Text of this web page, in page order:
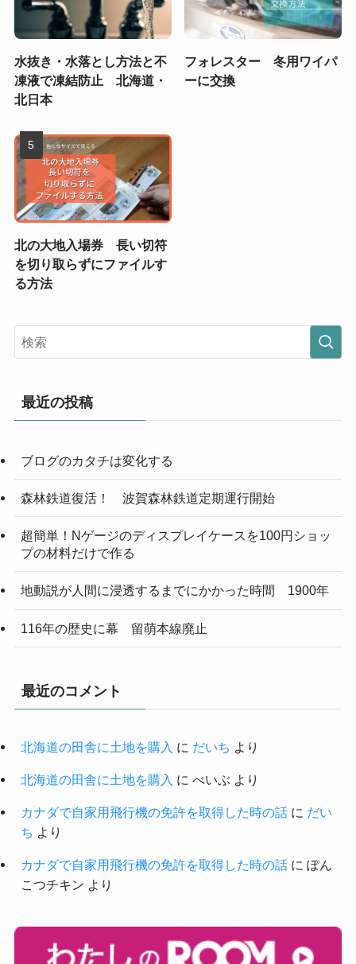
水抜き・水落とし方法と不
凍液で凍結防止 北海道・
北日本
フォレスター 冬用ワイパ
ーに交換
北の大地入場券 長い切符
を切り取らずにファイルす
る方法
最近の投稿
ブログのカタチは変化する
森林鉄道復活！ 波賀森林鉄道定期運行開始
超簡単！Nゲージのディスプレイケースを100円ショッ
プの材料だけで作る
地動説が人間に浸透するまでにかかった時間 1900年
116年の歴史に幕 留萌本線廃止
最近のコメント
北海道の田舎に土地を購入 に だいち より
北海道の田舎に土地を購入 に べいぶ より
カナダで自家用飛行機の免許を取得した時の話に だい
ち より
カナダで自家用飛行機の免許を取得した時の話に ぽん
こつチキン より